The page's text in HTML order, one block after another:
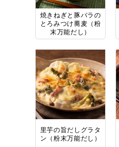
焼きねぎと豚バラの
とろみつけ蕎麦（粉
末万能だし）
里芋の旨だしグラタ
ン（粉末万能だし）